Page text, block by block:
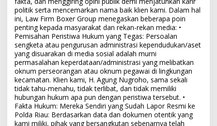
politik serta mencemarkan nama baik klien kami. Dalam hal
ini, Law Firm Boxer Group menegaskan beberapa poin
penting kepada masyarakat dan rekan-rekan media: •
Pemisahan Peristiwa Hukum yang Tegas: Persoalan
sengketa atau pengurusan administrasi kependudukan/aset
yang disuarakan di media sosial adalah murni
permasalahan keperdataan/administrasi yang melibatkan
oknum perseorangan atau oknum pegawai di lingkungan
kecamatan. Klien kami, H. Agung Nugroho, sama sekali
tidak tahu-menahu, tidak terlibat, dan tidak memiliki
hubungan hukum apa pun dengan peristiwa tersebut. •
Fakta Hukum: Mereka Sendiri yang Sudah Lapor Resmi ke
Polda Riau: Berdasarkan data dan dokumen otentik yang
kami miliki, pihak yang bersangkutan sebenarnya telah